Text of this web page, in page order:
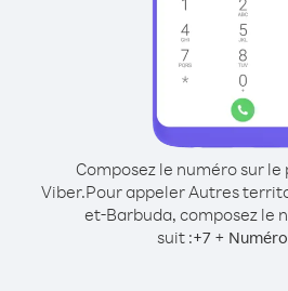
Composez le numéro sur
Viber.Pour appeler Autres
et-Barbuda, composez le
suit :+7 +